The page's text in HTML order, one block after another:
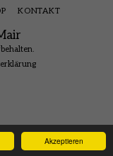
Akzeptieren
KONTAKT